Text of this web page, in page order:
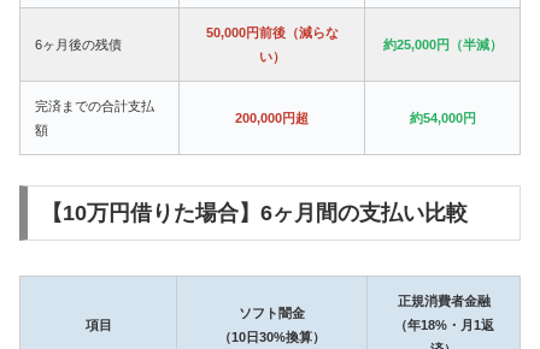
6ヶ月後の残債
50,000円前後（減らな
い）
約25,000円（半減）
完済までの合計支払
額
200,000円超 約54,000円
【10万円借りた場合】6ヶ月間の支払い比較
項目
ソフト闇金
（10日30%換算）
正規消費者金融
（年18%・月1返